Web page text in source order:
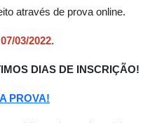
através de prova online.
03/2022.
DIAS DE INSCRIÇÃO!
PROVA!